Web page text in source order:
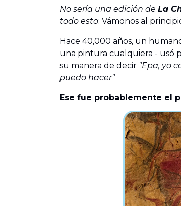
No sería una edición de La
todo esto: Vámonos al
Hace 40,000 años, un
una pintura cualquiera - usó
su manera de decir "Epa, yo
puedo hacer"
Ese fue probablemente el